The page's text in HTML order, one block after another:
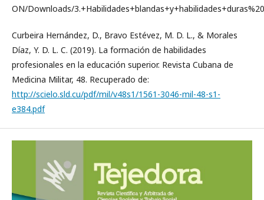
ON/Downloads/
Curbeira Hernández, D., Bravo Estévez, M. D. L., & Morales
Díaz, Y. D. L. C. (2019). La formación de habilidades
profesionales en la educación superior. Revista Cubana de
Medicina Militar, 48. Recuperado de:
http://scielo.sld.cu/pdf/mil/v48s1/1561-3046-mil-48-s1-
e384.pdf